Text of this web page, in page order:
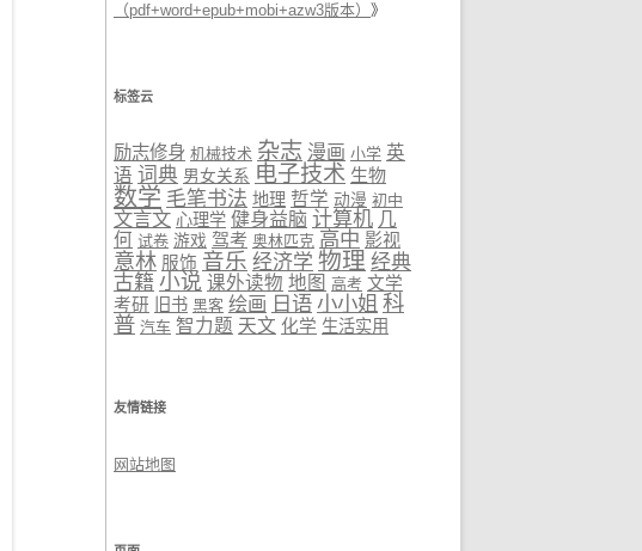
（pdf+word+epub+mobi+azw3版本） 》
标签云
励志修身 机械技术 杂志 漫画 小学 英
语 词典 男女关系 电子技术 生物
数学 毛笔书法 地理 哲学 动漫 初中
文言文 心理学 健身益脑 计算机 几
何 试卷 游戏 驾考 奥林匹克 高中 影视
意林 服饰 音乐 经济学 物理 经典
古籍 小说 课外读物 地图 高考 文学
考研
旧书 黑客 绘画 日语 小小姐 科
普 汽车 智力题 天文 化学 生活实用
友情链接
网站地图